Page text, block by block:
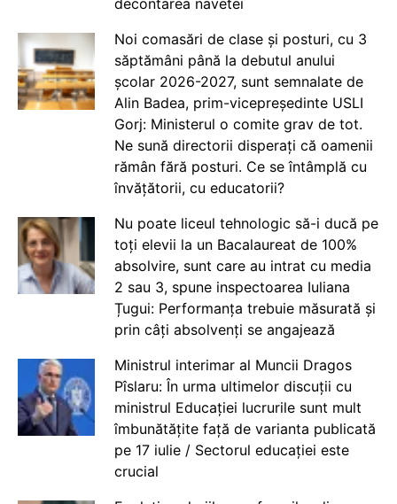
decontarea navetei
Noi comasări de clase și posturi, cu 3
săptămâni până la debutul anului
școlar 2026-2027, sunt semnalate de
Alin Badea, prim-vicepreședinte USLI
Gorj: Ministerul o comite grav de tot.
Ne sună directorii disperați că oamenii
rămân fără posturi. Ce se întâmplă cu
învățătorii, cu educatorii?
Nu poate liceul tehnologic să-i ducă pe
toți elevii la un Bacalaureat de 100%
absolvire, sunt care au intrat cu media
2 sau 3, spune inspectoarea Iuliana
Țugui: Performanța trebuie măsurată și
prin câți absolvenți se angajează
Ministrul interimar al Muncii Dragos
Pîslaru: În urma ultimelor discuții cu
ministrul Educației lucrurile sunt mult
îmbunătățite față de varianta publicată
pe 17 iulie / Sectorul educației este
crucial